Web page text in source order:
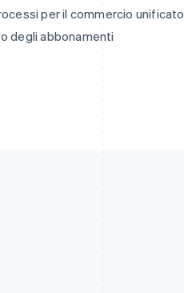
per il commercio unificato
degli abbonamenti